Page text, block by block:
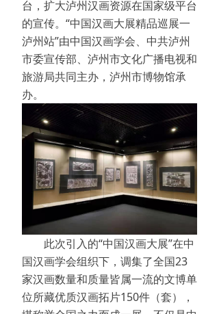
台，扩大泸州汉画资源在国家级平台
的宣传。“中国汉画大展精品巡展一
泸州站”由中国汉画学会、中共泸州
市委宣传部、泸州市文化广播电视和
旅游局共同主办，泸州市博物馆承
办。
此次引入的“中国汉画大展”在中
国汉画学会组织下，调集了全国23
家汉画数量和质量皆属一流的文博单
位所藏优质汉画拓片150件（套），